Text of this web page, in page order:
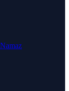
Namaz